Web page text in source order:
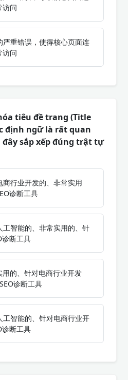
访问
严重错误，使得核心页面连
访问
tiêu đề trang (Title
định ngữ là rất quan
sắp xếp đúng trật tự
商行业开发的、非常实用
诊断工具
工智能的、非常实用的、针
诊断工具
的、针对电商行业开发
诊断工具
工智能的、针对电商行业开
诊断工具